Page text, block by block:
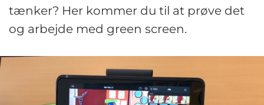
tænker? Her kommer du til at prøve det
og arbejde med green screen.